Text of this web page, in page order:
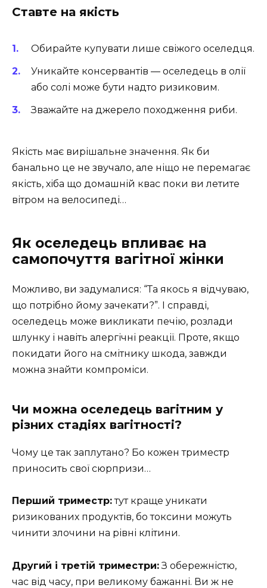
Ставте на якість
Обирайте купувати лише свіжого оселедця.
Уникайте консервантів — оселедець в олії
або солі може бути надто ризиковим.
Зважайте на джерело походження риби.
Якість має вирішальне значення. Як би
банально це не звучало, але ніщо не перемагає
якість, хіба що домашній квас поки ви летите
вітром на велосипеді…
Як оселедець впливає на
самопочуття вагітної жінки
Можливо, ви задумалися: “Та якось я відчуваю,
що потрібно йому зачекати?”. І справді,
оселедець може викликати печію, розлади
шлунку і навіть алергічні реакції. Проте, якщо
покидати його на смітнику шкода, завжди
можна знайти компроміси.
Чи можна оселедець вагітним у
різних стадіях вагітності?
Чому це так заплутано? Бо кожен триместр
приносить свої сюрпризи…
Перший триместр:тут краще уникати
ризикованих продуктів, бо токсини можуть
чинити злочини на рівні клітини.
Другий і третій триместри:З обережністю,
час від часу, при великому бажанні. Ви ж не